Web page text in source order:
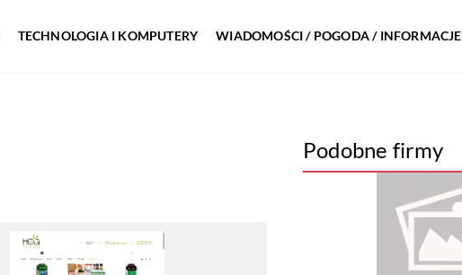
TECHNOLOGIA I KOMPUTERY WIADOMOŚCI / POGODA / INFORMACJE
Podobne firmy